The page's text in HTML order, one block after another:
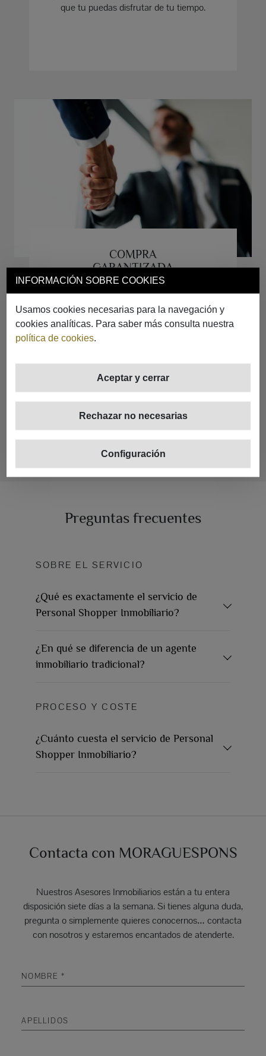
INFORMACIÓN SOBRE COOKIES
Usamos cookies necesarias para la navegación y
cookies analíticas. Para saber más consulta nuestra
política de cookies.
Aceptar y cerrar
Rechazar no necesarias
Configuración
que tu puedas disfrutar de tu tiempo.
COMPRA
GARANTIZADA
Garantizamos la compra y nunca pagarás
más por nuestros servicios. Tener tu PSI
solo para ti no es sinónimo de un mayor
coste en el precio final. Todos nuestros PSI
estrategia WIN to WIN con la cual nos
aseguramos clientes felices en todas las
operaciones de compra.
Preguntas frecuentes
SOBRE EL SERVICIO
¿Qué es exactamente el servicio de
Personal Shopper Inmobiliario?
¿En qué se diferencia de un agente
inmobiliario tradicional?
PROCESO Y COSTE
¿Cuánto cuesta el servicio de Personal
Shopper Inmobiliario?
Contacta con MORAGUESPONS
Nuestros Asesores Inmobiliarios están a tu entera
disposición siete días a la semana. Si tienes alguna duda,
pregunta o simplemente quieres conocernos… contacta
con nosotros y estaremos encantados de atenderte.